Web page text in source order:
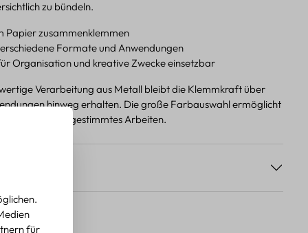
zu bündeln.
Papier zusammenklemmen
Formate und Anwendungen
Organisation und kreative Zwecke einsetzbar
Verarbeitung aus Metall bleibt die Klemmkraft über
hinweg erhalten. Die große Farbauswahl ermöglicht
farblich abgestimmtes Arbeiten.
für